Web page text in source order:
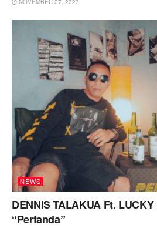
NOVEMBER 27, 2023
NEWS
DENNIS TALAKUA Ft.
“Pertanda”